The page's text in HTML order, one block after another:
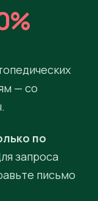
— со
по
запроса
письмо